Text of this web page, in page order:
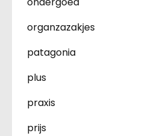
organzazakjes
patagonia
plus
praxis
prijs